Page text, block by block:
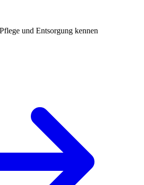
und Entsorgung kennen